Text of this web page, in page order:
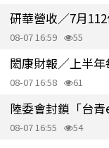
研華營收／7月
08-07 16:59 55
閎康財報／上半
08-07 16:58 61
08-07 16:55 54